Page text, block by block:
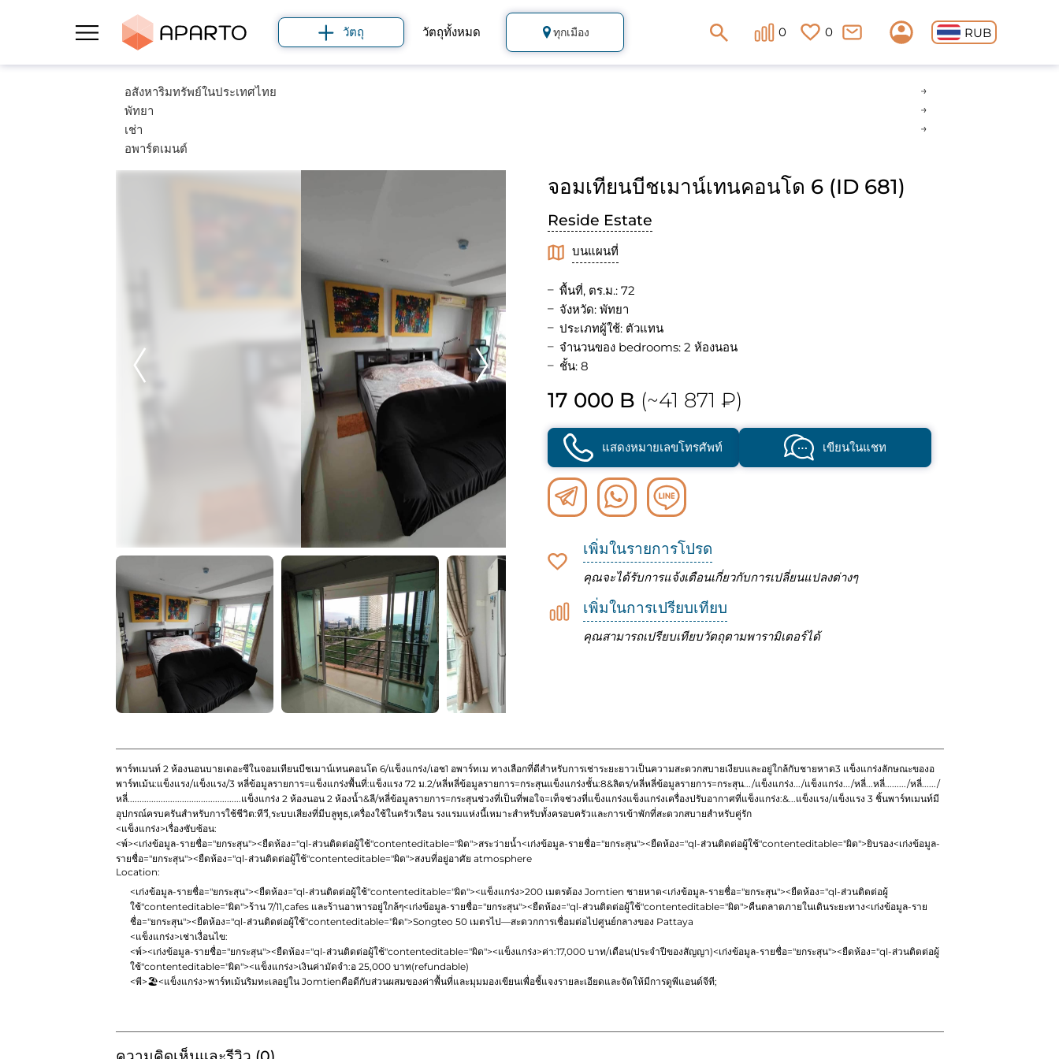
วัตถุ วัตถุทั้งหมด ทุกเมือง 0 0 RUB
อสังหาริมทรัพย์ในประเทศไทย
พัทยา
เช่า
อพาร์ตเมนต์
จอมเทียนบีชเมาน์เทนคอนโด 6 (ID 681)
Reside Estate
บนแผนที่
พื้นที่, ตร.ม.: 72
จังหวัด: พัทยา
ประเภทผู้ใช้: ตัวแทน
จำนวนของ bedrooms: 2 ห้องนอน
ชั้น: 8
17 000 B (~41 871 ₽)
แสดงหมายเลขโทรศัพท์ เขียนในแชท
เพิ่มในรายการโปรด
คุณจะได้รับการแจ้งเตือนเกี่ยวกับการเปลี่ยนแปลงต่างๆ
เพิ่มในการเปรียบเทียบ
คุณสามารถเปรียบเทียบวัตถุตามพารามิเตอร์ได้
พาร์ทเมนท์ 2 ห้องนอนบายเดอะซีในจอมเทียนบีชเมาน์เทนคอนโด 6/แข็งแกร่ง/เอช1 อพาร์ทเม ทางเลือกที่ดีสำหรับการเช่าระยะยาวเป็นความสะดวกสบายเงียบและอยู่ใกล้กับชายหาด3 แข็งแกร่งลักษณะของอ
พาร์ทเม้น:แข็งแรง/แข็งแรง/3 หลี่ข้อมูลรายการ=แข็งแกร่งพื้นที่:แข็งแรง 72 ม.2/หลี่หลี่ข้อมูลรายการ=กระสุนแข็งแกร่งชั้น:8&ลิตร/หลี่หลี่ข้อมูลรายการ=กระสุน.../แข็งแกร่ง.../แข็งแกร่ง.../หลี่...หลี่........./หลี่....../
หลี่................................................แข็งแกร่ง 2 ห้องนอน 2 ห้องน้ำ&ลี/หลี่ข้อมูลรายการ=กระสุนช่วงที่เป็นที่พอใจ=เท็จช่วงที่แข็งแกร่งแข็งแกร่งเครื่องปรับอากาศที่แข็งแกร่ง:&...แข็งแรง/แข็งแรง 3 ชิ้นพาร์ทเมนท์มี
อุปกรณ์ครบครันสำหรับการใช้ชีวิต:ทีวี,ระบบเสียงที่มีบลูทูธ,เครื่องใช้ในครัวเรือน รงแรมแห่งนี้เหมาะสำหรับทั้งครอบครัวและการเข้าพักที่สะดวกสบายสำหรับคู่รัก
<แข็งแกร่ง>เรื่องซับซ้อน:
<พ์><เก่งข้อมูล-รายชื่อ="ยกระสุน"><ยืดห้อง="ql-ส่วนติดต่อผู้ใช้"contenteditable="ผิด">สระว่ายน้ำ<เก่งข้อมูล-รายชื่อ="ยกระสุน"><ยืดห้อง="ql-ส่วนติดต่อผู้ใช้"contenteditable="ผิด">ยิบรอง<เก่งข้อมูล-
รายชื่อ="ยกระสุน"><ยืดห้อง="ql-ส่วนติดต่อผู้ใช้"contenteditable="ผิด">สงบที่อยู่อาศัย atmosphere
Location:
<เก่งข้อมูล-รายชื่อ="ยกระสุน"><ยืดห้อง="ql-ส่วนติดต่อผู้ใช้"contenteditable="ผิด"><แข็งแกร่ง>200 เมตรต้อง Jomtien ชายหาด<เก่งข้อมูล-รายชื่อ="ยกระสุน"><ยืดห้อง="ql-ส่วนติดต่อผู้
ใช้"contenteditable="ผิด">ร้าน 7/11,cafes และร้านอาหารอยู่ใกล้ๆ<เก่งข้อมูล-รายชื่อ="ยกระสุน"><ยืดห้อง="ql-ส่วนติดต่อผู้ใช้"contenteditable="ผิด">คืนตลาดภายในเดินระยะทาง<เก่งข้อมูล-ราย
ชื่อ="ยกระสุน"><ยืดห้อง="ql-ส่วนติดต่อผู้ใช้"contenteditable="ผิด">Songteo 50 เมตรไป—สะดวกการเชื่อมต่อไปศูนย์กลางของ Pattaya
<แข็งแกร่ง>เช่าเงื่อนไข:
<พ์><เก่งข้อมูล-รายชื่อ="ยกระสุน"><ยืดห้อง="ql-ส่วนติดต่อผู้ใช้"contenteditable="ผิด"><แข็งแกร่ง>ค่า:17,000 บาท/เดือน(ประจำปีของสัญญา)<เก่งข้อมูล-รายชื่อ="ยกระสุน"><ยืดห้อง="ql-ส่วนติดต่อผู้
ใช้"contenteditable="ผิด"><แข็งแกร่ง>เงินค่ามัดจำ:อ 25,000 บาท(refundable)
<พี>🏖<แข็งแกร่ง>พาร์ทเม้นริมทะเลอยู่ใน Jomtienคือดีกับส่วนผสมของค่าพื้นที่และมุมมองเขียนเพื่อชี้แจงรายละเอียดและจัดให้มีการดูพีแอนด์จีที;